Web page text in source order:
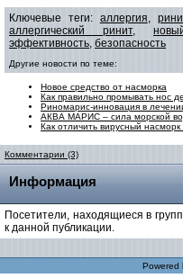
Ключевые теги: аллергия,
аллергический ринит,
эффективность, безопасность
Другие новости по теме:
Новое средство от насморка
Как правильно промывать нос
Риномарис-инновация в
АКВА МАРИС – сила морской
Как отличить вирусный насморк
Комментарии (3)
Информация
Посетители, находящиеся в
к данной публикации.
Powered